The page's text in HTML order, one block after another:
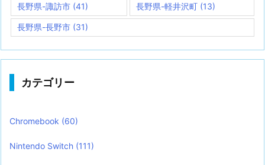
長野県-諏訪市 (41) 長野県-軽井沢町 (13)
長野県-長野市 (31)
カテゴリー
Chromebook (60)
Nintendo Switch (111)